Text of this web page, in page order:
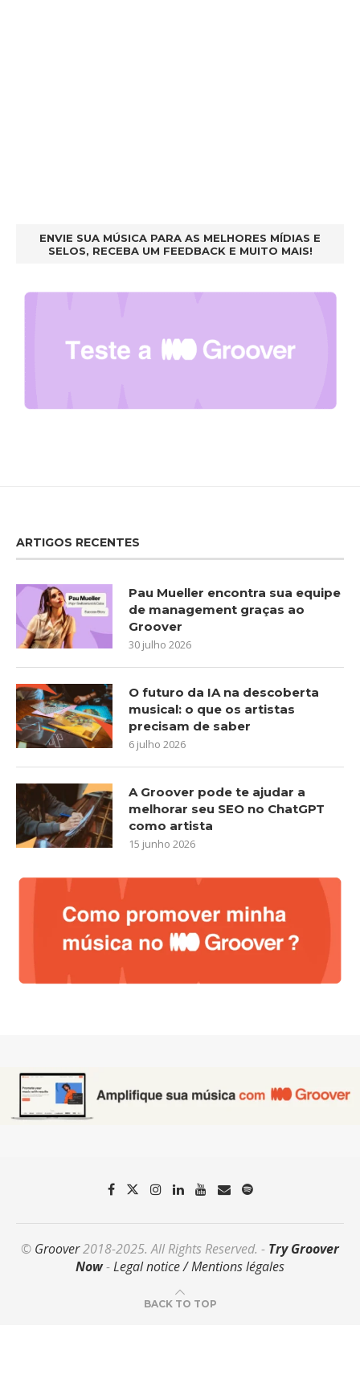
ENVIE SUA MÚSICA PARA AS MELHORES MÍDIAS E
SELOS, RECEBA UM FEEDBACK E MUITO MAIS!
ARTIGOS RECENTES
Pau Mueller encontra sua equipe
de management graças ao
Groover
30 julho 2026
O futuro da IA na descoberta
musical: o que os artistas
precisam de saber
6 julho 2026
A Groover pode te ajudar a
melhorar seu SEO no ChatGPT
como artista
15 junho 2026
© Groover2018-2025. All Rights Reserved. - Try Groover
Now-Legal notice / Mentions légales
BACK TO TOP